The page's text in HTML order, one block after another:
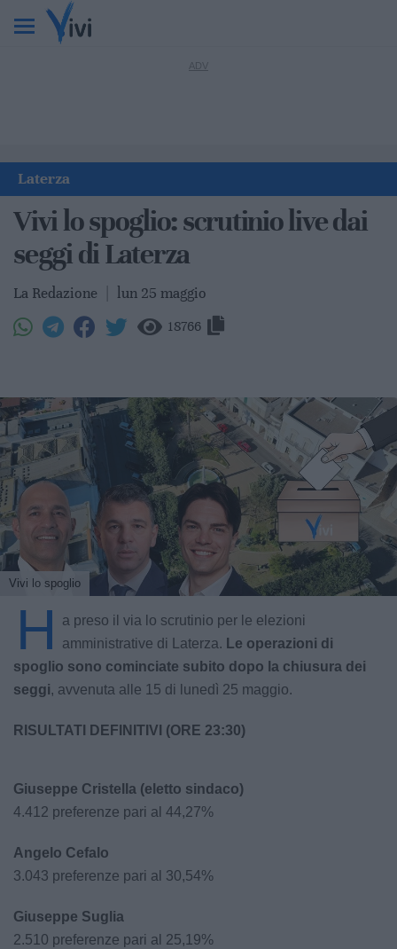
Laterza
Vivi lo spoglio: scrutinio live dai
seggi di Laterza
La Redazione lun 25 maggio
18766
Vivi lo spoglio
H
a preso il via lo scrutinio per le elezioni
amministrative di Laterza. Le operazioni di
spoglio sono cominciate subito dopo la chiusura dei
seggi, avvenuta alle 15 di lunedì 25 maggio.
RISULTATI DEFINITIVI (ORE 23:30)
Giuseppe Cristella (eletto sindaco)
4.412 preferenze pari al 44,27%
Angelo Cefalo
3.043 preferenze pari al 30,54%
Giuseppe Suglia
2.510 preferenze pari al 25,19%